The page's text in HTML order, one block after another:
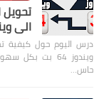
الى ويندوز 64
ويندوز 64 بت
حاس…